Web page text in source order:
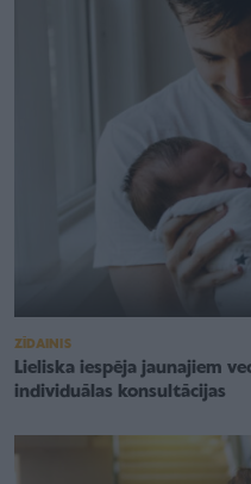
ZĪDAINIS
Lieliska iespēja jaunajiem
individuālas konsultācijas